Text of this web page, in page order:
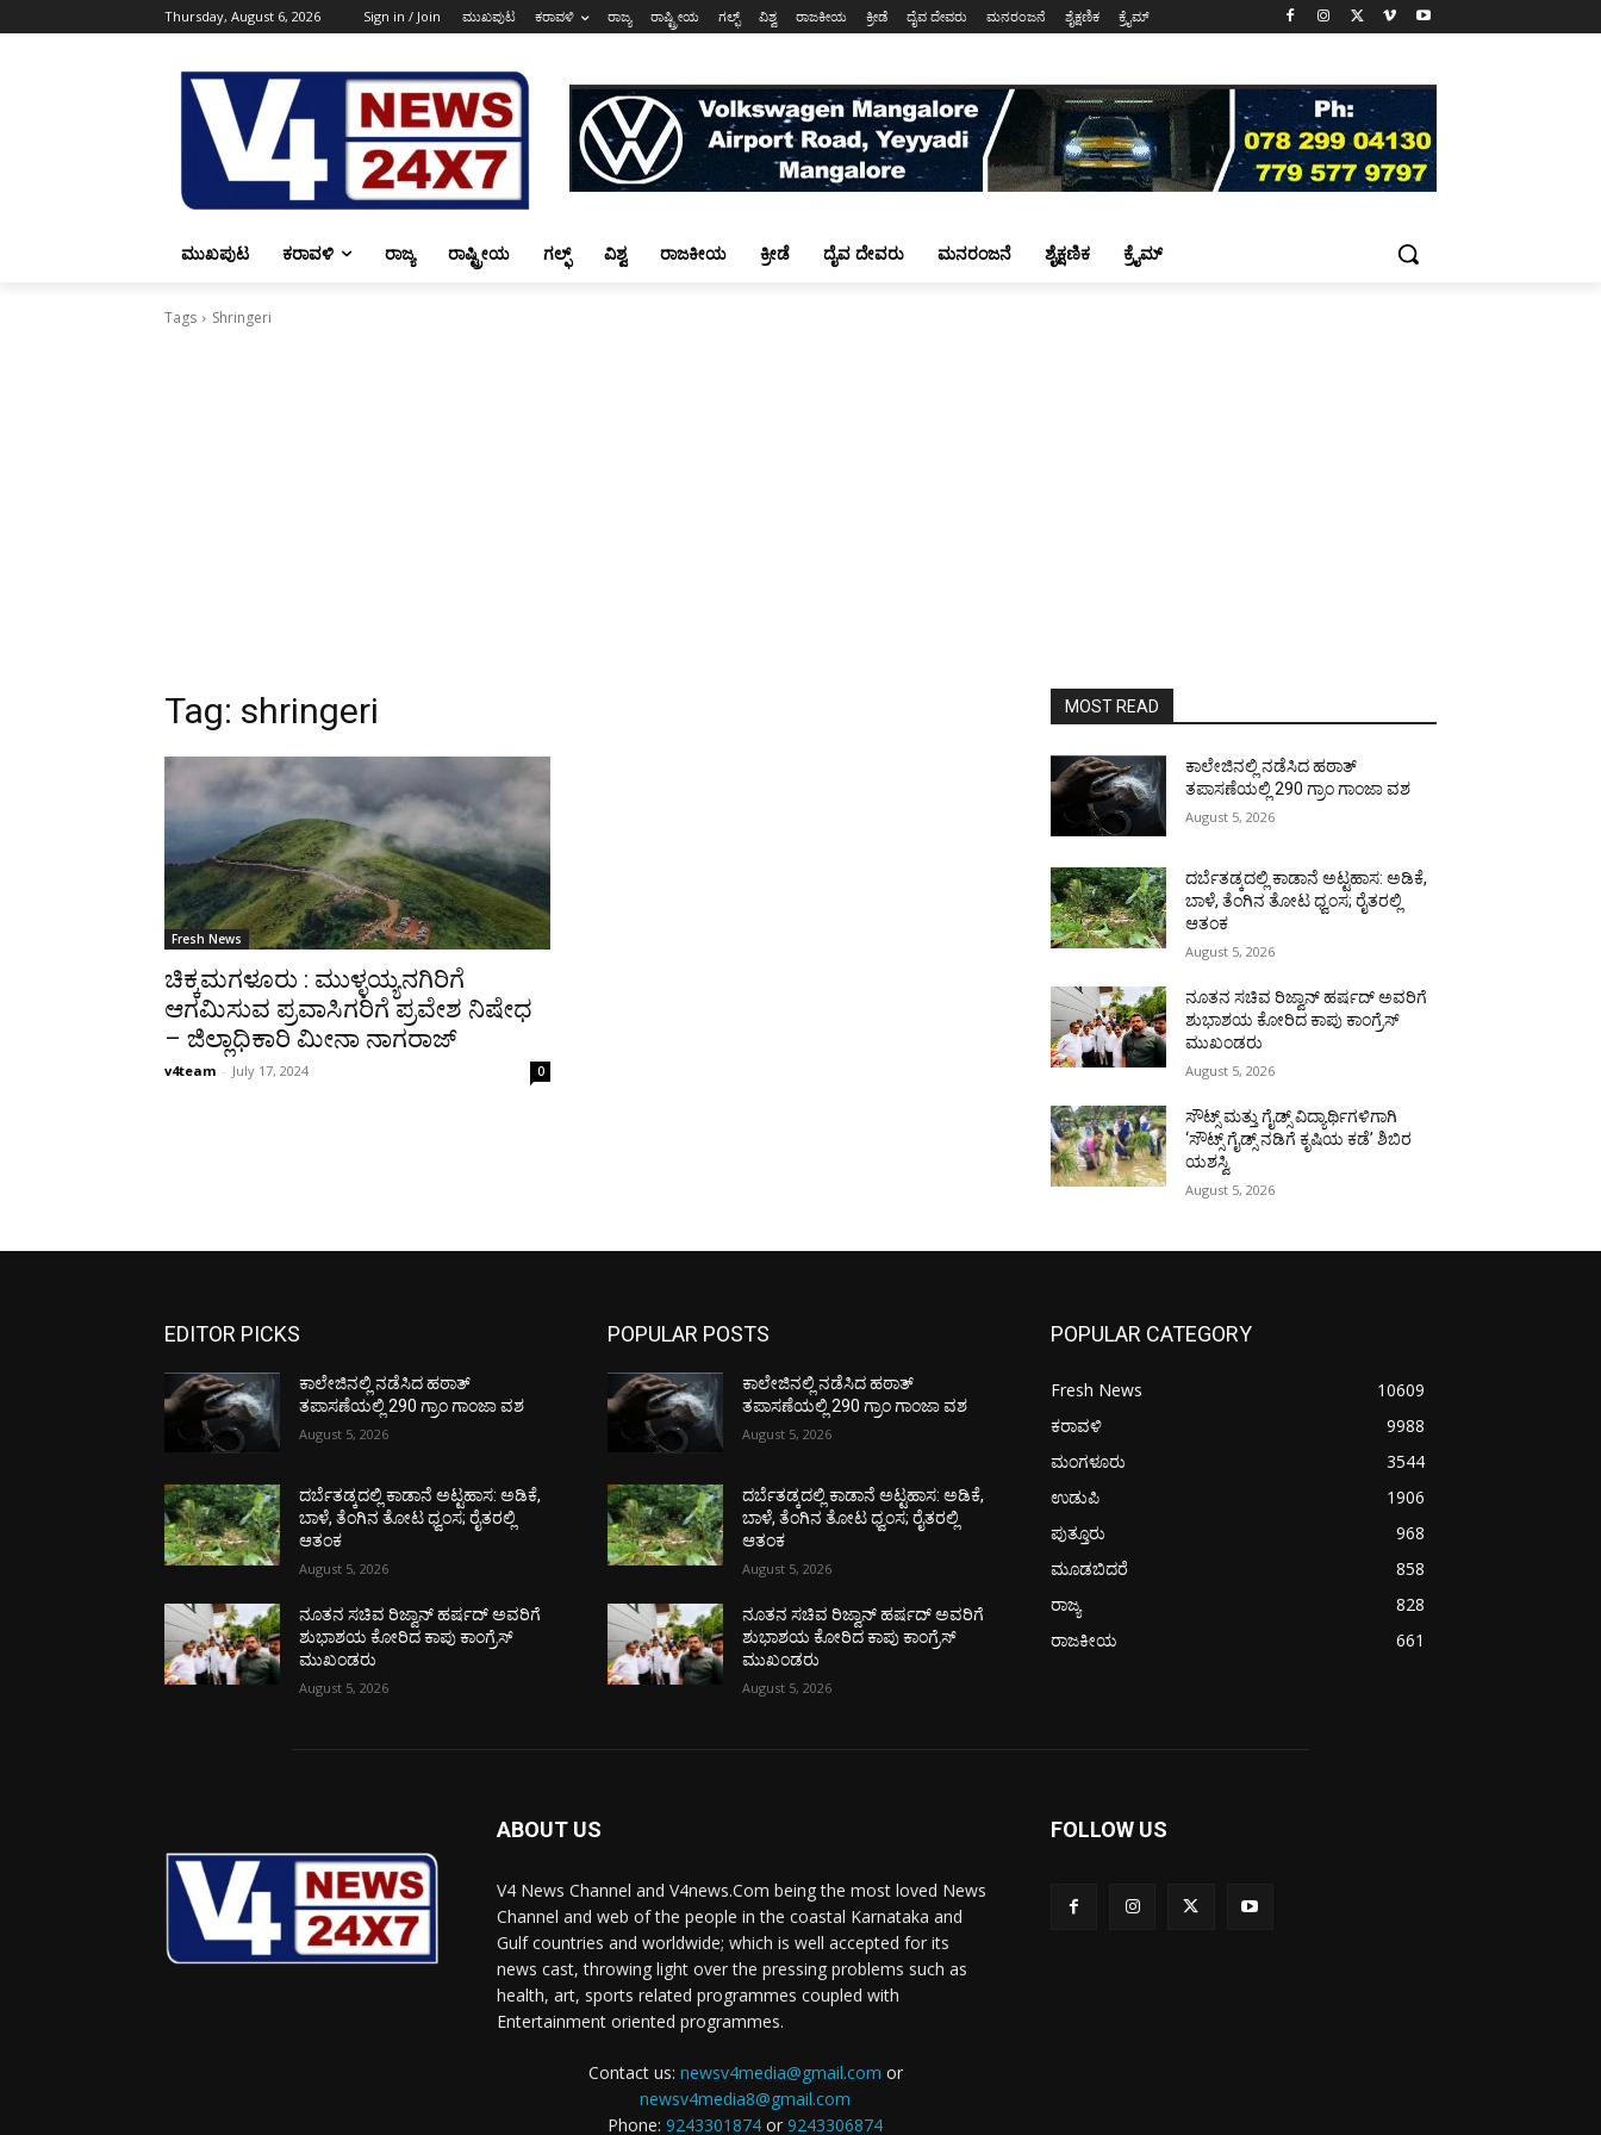
Thursday, August 6, 2026 Sign in / Join ಮುಖಪುಟ ಕರಾವಳಿ ರಾಜ್ಯ ರಾಷ್ಟ್ರೀಯ ಗಲ್ಫ್ ವಿಶ್ವ ರಾಜಕೀಯ ಕ್ರೀಡೆ ದೈವ ದೇವರು ಮನರಂಜನೆ ಶೈಕ್ಷಣಿಕ ಕ್ರೈಮ್
ಮುಖಪುಟ ಕರಾವಳಿ ರಾಜ್ಯ ರಾಷ್ಟ್ರೀಯ ಗಲ್ಫ್ ವಿಶ್ವ ರಾಜಕೀಯ ಕ್ರೀಡೆ ದೈವ ದೇವರು ಮನರಂಜನೆ ಶೈಕ್ಷಣಿಕ ಕ್ರೈಮ್
Tags Shringeri
Tag: shringeri
Fresh News
ಚಿಕ್ಕಮಗಳೂರು : ಮುಳ್ಳಯ್ಯನಗಿರಿಗೆ
ಆಗಮಿಸುವ ಪ್ರವಾಸಿಗರಿಗೆ ಪ್ರವೇಶ ನಿಷೇಧ
– ಜಿಲ್ಲಾಧಿಕಾರಿ ಮೀನಾ ನಾಗರಾಜ್
v4team - July 17, 2024 0
MOST READ
ಕಾಲೇಜಿನಲ್ಲಿ ನಡೆಸಿದ ಹಠಾತ್
ತಪಾಸಣೆಯಲ್ಲಿ 290 ಗ್ರಾಂ ಗಾಂಜಾ ವಶ
August 5, 2026
ದರ್ಬೆತಡ್ಕದಲ್ಲಿ ಕಾಡಾನೆ ಅಟ್ಟಹಾಸ: ಅಡಿಕೆ,
ಬಾಳೆ, ತೆಂಗಿನ ತೋಟ ಧ್ವಂಸ; ರೈತರಲ್ಲಿ
ಆತಂಕ
August 5, 2026
ನೂತನ ಸಚಿವ ರಿಜ್ವಾನ್ ಹರ್ಷದ್ ಅವರಿಗೆ
ಶುಭಾಶಯ ಕೋರಿದ ಕಾಪು ಕಾಂಗ್ರೆಸ್
ಮುಖಂಡರು
August 5, 2026
ಸೌಟ್ಸ್ ಮತ್ತು ಗೈಡ್ಸ್ ವಿದ್ಯಾರ್ಥಿಗಳಿಗಾಗಿ
‘ಸೌಟ್ಸ್ ಗೈಡ್ಸ್ ನಡಿಗೆ ಕೃಷಿಯ ಕಡೆ’ ಶಿಬಿರ
ಯಶಸ್ವಿ
August 5, 2026
EDITOR PICKS
ಕಾಲೇಜಿನಲ್ಲಿ ನಡೆಸಿದ ಹಠಾತ್
ತಪಾಸಣೆಯಲ್ಲಿ 290 ಗ್ರಾಂ ಗಾಂಜಾ ವಶ
August 5, 2026
ದರ್ಬೆತಡ್ಕದಲ್ಲಿ ಕಾಡಾನೆ ಅಟ್ಟಹಾಸ: ಅಡಿಕೆ,
ಬಾಳೆ, ತೆಂಗಿನ ತೋಟ ಧ್ವಂಸ; ರೈತರಲ್ಲಿ
ಆತಂಕ
August 5, 2026
ನೂತನ ಸಚಿವ ರಿಜ್ವಾನ್ ಹರ್ಷದ್ ಅವರಿಗೆ
ಶುಭಾಶಯ ಕೋರಿದ ಕಾಪು ಕಾಂಗ್ರೆಸ್
ಮುಖಂಡರು
August 5, 2026
POPULAR POSTS
ಕಾಲೇಜಿನಲ್ಲಿ ನಡೆಸಿದ ಹಠಾತ್
ತಪಾಸಣೆಯಲ್ಲಿ 290 ಗ್ರಾಂ ಗಾಂಜಾ ವಶ
August 5, 2026
ದರ್ಬೆತಡ್ಕದಲ್ಲಿ ಕಾಡಾನೆ ಅಟ್ಟಹಾಸ: ಅಡಿಕೆ,
ಬಾಳೆ, ತೆಂಗಿನ ತೋಟ ಧ್ವಂಸ; ರೈತರಲ್ಲಿ
ಆತಂಕ
August 5, 2026
ನೂತನ ಸಚಿವ ರಿಜ್ವಾನ್ ಹರ್ಷದ್ ಅವರಿಗೆ
ಶುಭಾಶಯ ಕೋರಿದ ಕಾಪು ಕಾಂಗ್ರೆಸ್
ಮುಖಂಡರು
August 5, 2026
POPULAR CATEGORY
Fresh News
10609
ಕರಾವಳಿ
9988
ಮಂಗಳೂರು
3544
ಉಡುಪಿ
1906
ಪುತ್ತೂರು
968
ಮೂಡಬಿದರೆ
858
ರಾಜ್ಯ
828
ರಾಜಕೀಯ
661
ABOUT US
V4 News Channel and V4news.Com being the most loved News
Channel and web of the people in the coastal Karnataka and
Gulf countries and worldwide; which is well accepted for its
news cast, throwing light over the pressing problems such as
health, art, sports related programmes coupled with
Entertainment oriented programmes.
Contact us: newsv4media@gmail.com or
newsv4media8@gmail.com
Phone: 9243301874 or 9243306874
FOLLOW US